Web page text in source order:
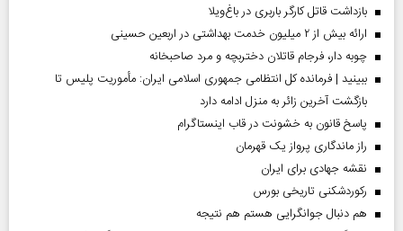
بازداشت قاتل کارگر باربری در باغ‌ویلا
ارائه بیش از ۲ میلیون خدمت بهداشتی در اربعین حسینی
چوبه دار، فرجام قاتلان دختربچه و مرد صاحبخانه
ببینید | فرمانده کل انتظامی جمهوری اسلامی ایران­: مأموریت پلیس تا
بازگشت آخرین زائر به منزل ادامه دارد
پاسخ قانون به خشونت در قاب اینستاگرام
راز ماندگاری پرواز یک قهرمان
نقشه جهادی برای ایران
رکوردشکنی تاریخی بورس
هم دنبال جوانگرایی هستم هم نتیجه